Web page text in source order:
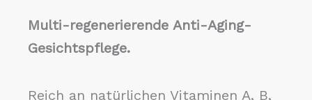
Multi-regenerierende Anti-Aging-
Gesichtspflege.
Reich an natürlichen Vitaminen A, B,